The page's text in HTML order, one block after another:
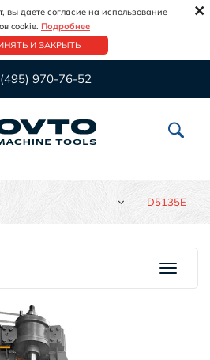
вы даете согласие на использование
cookie. Подробнее
И ЗАКРЫТЬ
×
970-76-52
D5135E